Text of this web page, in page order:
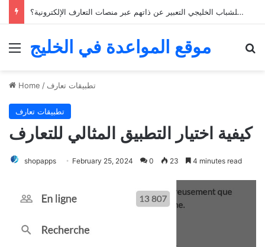
كيف يمكن للشباب الخليجي التعبير عن ذاتهم عبر منصات التعارف الإلكترونية؟
Menu
موقع المواعدة في الخليج
Home / تطبيقات تعارف
تطبيقات تعارف
كيفية اختيار التطبيق المثالي للتعارف
shopapps February 25, 2024 0 23 4 minutes read